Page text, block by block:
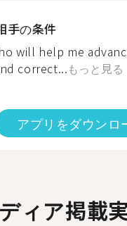
手の条件
will help me
correct...もっと見る
アプリをダウンロ
ィア掲載